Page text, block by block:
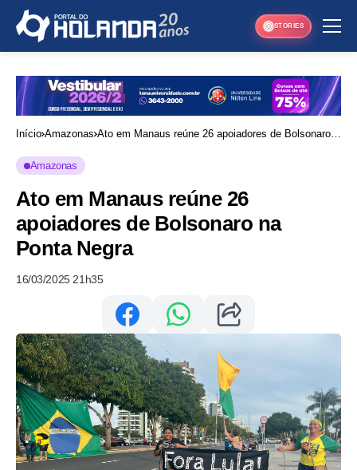
STORIES
Início Amazonas Ato em Manaus reúne 26 apoiadores de Bolsonaro
Amazonas
Ato em Manaus reúne 26
apoiadores de Bolsonaro na
Ponta Negra
16/03/2025 21h35